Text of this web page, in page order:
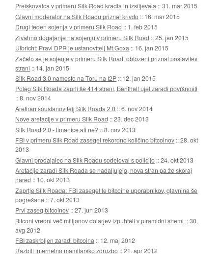
Preiskovalca v primeru Silk Road kradla in izsiljevala ::31. mar 2015
Glavni moderator na Silk Roadu priznal krivdo :: 16. mar 2015
Drugi teden sojenja v primeru Silk Road :: 1. feb 2015
Živahno dogajanje na sojenju v primeru Silk Road ::25. jan 2015
Ulbricht: Pravi DPR je ustanovitelj Mt.Goxa :: 16. jan 2015
Začelo se je sojenje v primeru Silk Road, obtoženi priznal postavitev
strani :: 14. jan 2015
Silk Road 3.0 namesto na Toru na I2P :: 12. jan 2015
Poleg Silk Roada zaprli še 414 strani, Benthall ujet zaradi površnosti
::8. nov 2014
Aretiran soustanovitelj Silk Roada 2.0 ::6. nov 2014
Nove aretacije v primeru Silk Road ::23. dec 2013
Silk Road 2.0 - limanice ali ne? ::8. nov 2013
FBI v primeru Silk Road zasegel rekordno količino bitcoinov ::28. okt
2013
Glavni prodajalec na Silk Roadu sodeloval s policijo ::24. okt 2013
Aretacije zaradi Silk Roada se nadaljujejo, nova stran pa že skoraj
nared :: 10. okt 2013
Zaprtje Silk Roada: FBI zasegel le bitcoine uporabnikov, glavnina še
pogrešana ::7. okt 2013
Prvi zaseg bitcoinov ::27. jun 2013
Bitconi vredni več milijonov dolarjev izpuhteli v piramidni shemi ::30.
avg 2012
FBI zaskrbljen zaradi bitcoina :: 12. maj 2012
Razbili internetno mamilarsko združbo ::21. apr 2012